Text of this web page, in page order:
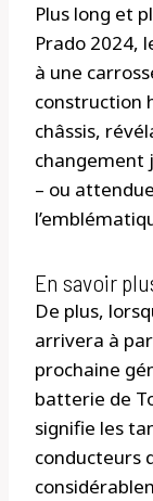
Plus long et
Prado 2024,
à une
construction
châssis,
changement
– ou
En savoir
De plus,
arrivera à
prochaine
batterie de
signifie les
conducteurs